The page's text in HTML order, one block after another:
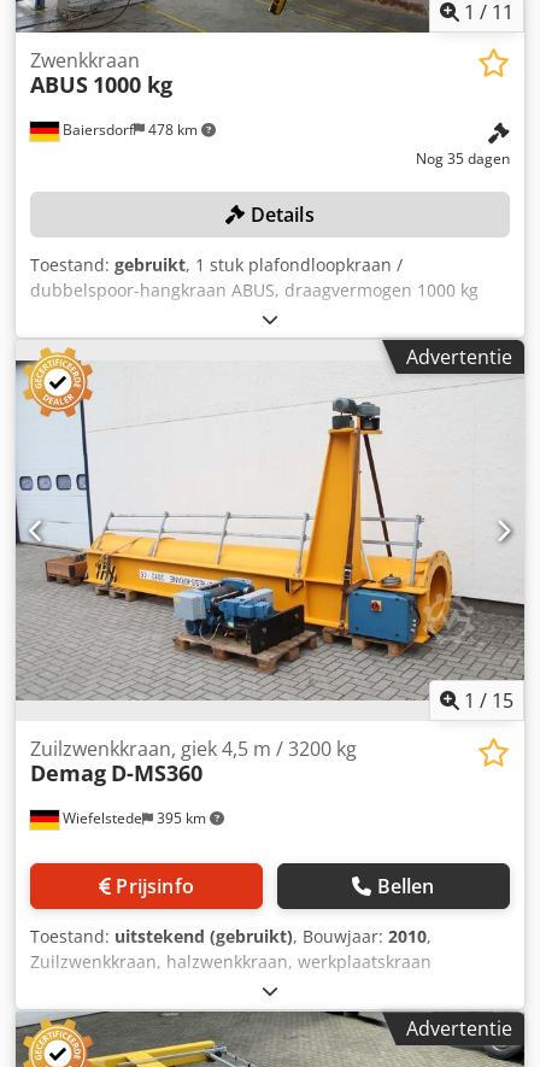
1 / 11
Baiersdorf 478 km
Zwenkkraan
ABUS 1000 kg
Nog 35 dagen
Details
Toestand: gebruikt, 1 stuk plafondloopkraan /
dubbelspoor-hangkraan ABUS, draagvermogen 1000 kg
inclusief elektrische kettingtakel ABUS, demontage
mogelijk Kleur: zoals afgebeeld, zie foto's en bezichtiging
Chjdpozqbu Iofx Alxja Afmetingen L/B/H: 530x460 cm Staat:
gebruikt
Advertentie
1 / 15
Wiefelstede 395 km
Zuilzwenkkraan, giek 4,5 m / 3200 kg
Demag D-MS360
Prijsinfo Bellen
Toestand: uitstekend (gebruikt), Bouwjaar: 2010,
Zuilzwenkkraan, halzwenkkraan, werkplaatskraan
Csdozpaq Ejpfx Alxjha -Fabrikant: Demag, zuilzwenkkraan,
type D-MS360, draagvermogen 3200 kg -Basisplaat: Ø 810
mm -Draagvermogen: 3200 kg -Kettingtakel: Demag, type
Advertentie